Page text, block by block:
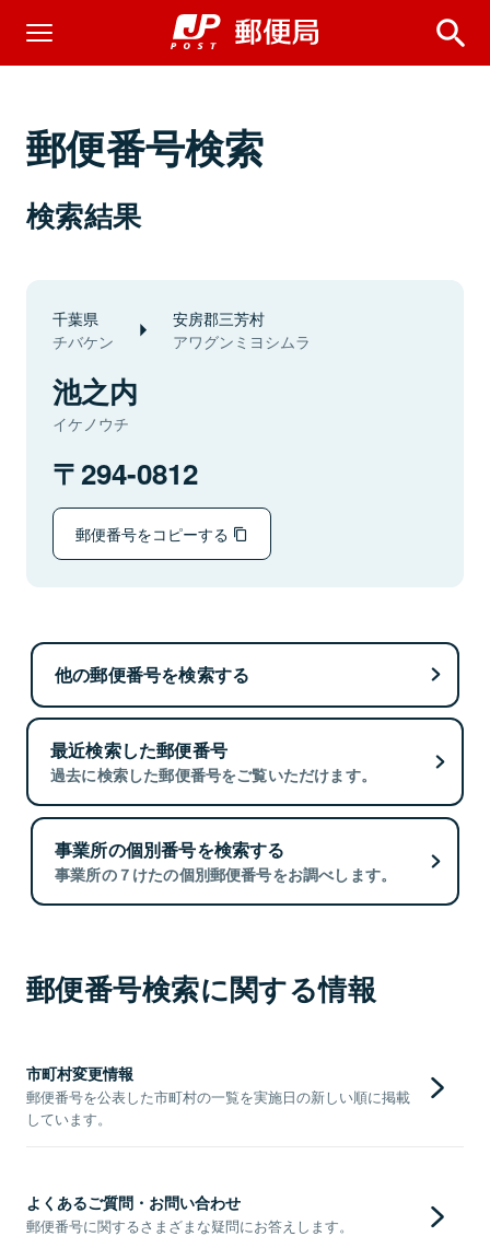
郵便番号検索
検索結果
千葉県
チバケン
安房郡三芳村
アワグンミヨシムラ
池之内
イケノウチ
294-0812
郵便番号をコピーする
他の郵便番号を検索する
最近検索した郵便番号
過去に検索した郵便番号をご覧いただけます。
事業所の個別番号を検索する
事業所の７けたの個別郵便番号をお調べします。
郵便番号検索に関する情報
市町村変更情報
郵便番号を公表した市町村の一覧を実施日の新しい順に掲載
しています。
よくあるご質問・お問い合わせ
郵便番号に関するさまざまな疑問にお答えします。